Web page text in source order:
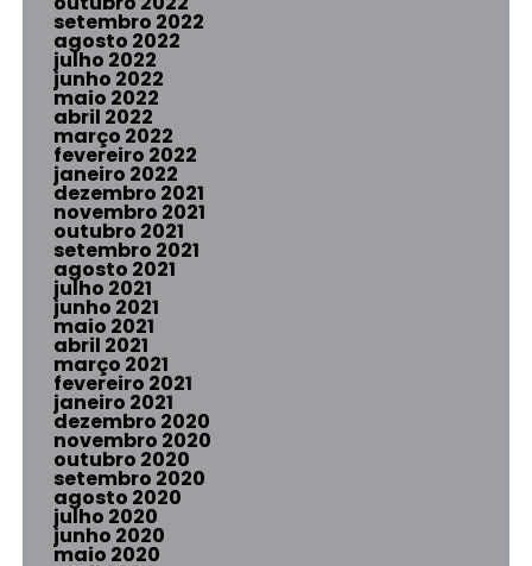
setembro 2022
agosto 2022
julho 2022
junho 2022
maio 2022
abril 2022
março 2022
fevereiro 2022
janeiro 2022
dezembro 2021
novembro 2021
outubro 2021
setembro 2021
agosto 2021
julho 2021
junho 2021
maio 2021
abril 2021
março 2021
fevereiro 2021
janeiro 2021
dezembro 2020
novembro 2020
outubro 2020
setembro 2020
agosto 2020
julho 2020
junho 2020
maio 2020